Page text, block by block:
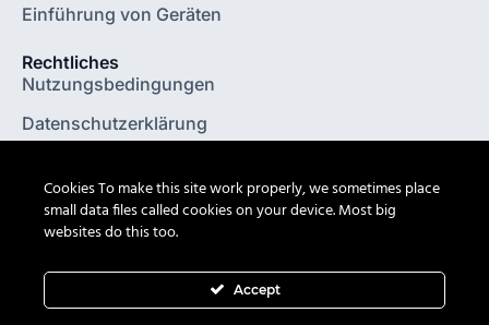
Einführung von Geräten
Rechtliches
Nutzungsbedingungen
Datenschutzerklärung
Allgemeine Geschäftsbedingungen
Cookies To make this site work properly, we sometimes place
small data files called cookies on your device. Most big
websites do this too.
Accept